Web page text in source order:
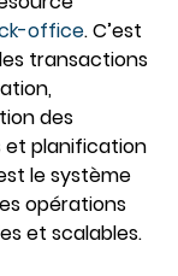
office. C’est
transactions
des
et planification
le système
opérations
et scalables.